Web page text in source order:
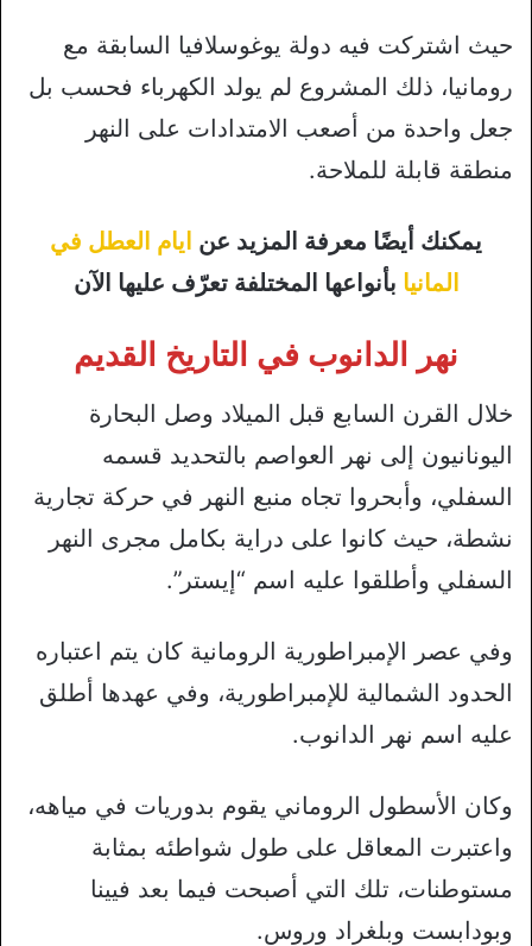
حيث اشتركت فيه دولة يوغوسلافيا السابقة مع
رومانيا، ذلك المشروع لم يولد الكهرباء فحسب بل
جعل واحدة من أصعب الامتدادات على النهر
منطقة قابلة للملاحة.
يمكنك أيضًا معرفة المزيد عن ايام العطل في
المانيا بأنواعها المختلفة تعرّف عليها الآن
نهر الدانوب في التاريخ القديم
خلال القرن السابع قبل الميلاد وصل البحارة
اليونانيون إلى نهر العواصم بالتحديد قسمه
السفلي، وأبحروا تجاه منبع النهر في حركة تجارية
نشطة، حيث كانوا على دراية بكامل مجرى النهر
السفلي وأطلقوا عليه اسم “إيستر”.
وفي عصر الإمبراطورية الرومانية كان يتم اعتباره
الحدود الشمالية للإمبراطورية، وفي عهدها أطلق
عليه اسم نهر الدانوب.
وكان الأسطول الروماني يقوم بدوريات في مياهه،
واعتبرت المعاقل على طول شواطئه بمثابة
مستوطنات، تلك التي أصبحت فيما بعد فيينا
وبودابست وبلغراد وروس.